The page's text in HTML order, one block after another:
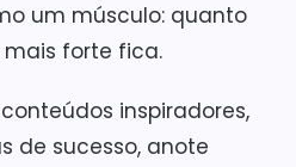
um músculo: quanto
forte fica.
inspiradores,
de sucesso, anote